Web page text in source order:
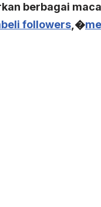
berbagai
followers ,�